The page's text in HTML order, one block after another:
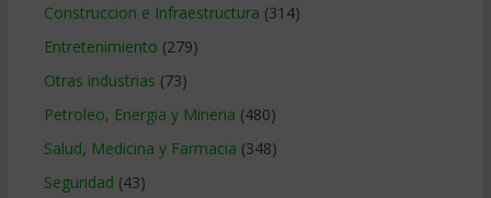
Construccion e Infraestructura (314)
Entretenimiento (279)
Otras industrias (73)
Petroleo, Energia y Mineria (480)
Salud, Medicina y Farmacia (348)
Seguridad (43)